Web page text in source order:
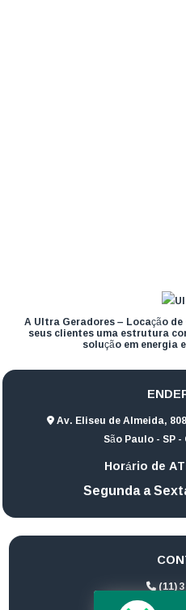
A Ultra Geradores – Locação
seus clientes uma estrutura
solução em
Av. Eliseu de Almeida,
São Paulo - SP -
Horário de
Segunda a
(11)